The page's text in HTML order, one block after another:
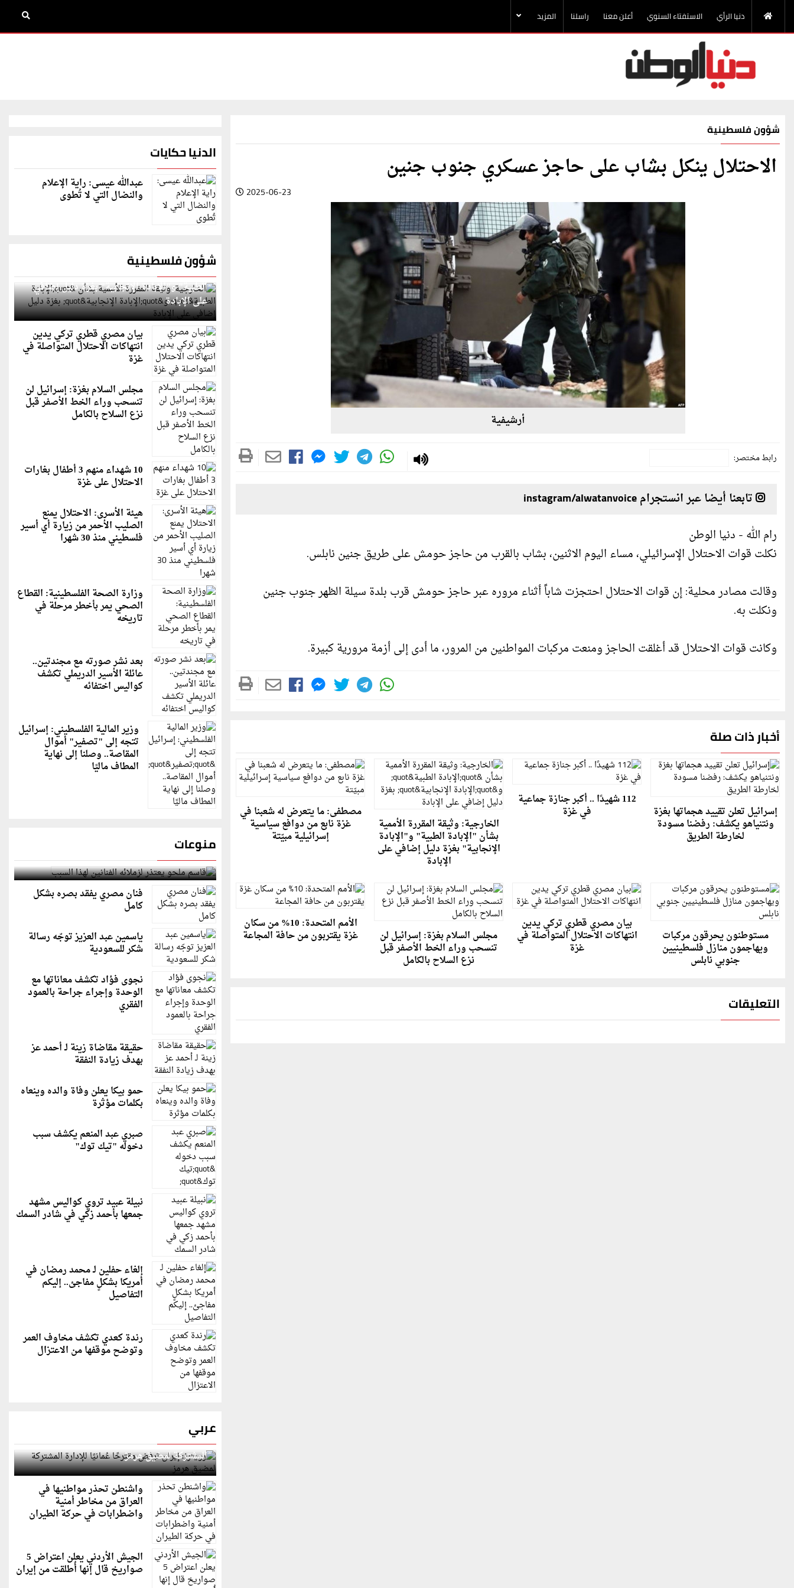
دنيا الرأي الاستفتاء السنوي أعلن معنا راسلنا المزيد
شؤون فلسطينية
الاحتلال ينكل بشاب على حاجز عسكري جنوب جنين
2025-06-23
أرشيفية
رابط مختصر:
تابعنا أيضا عبر انستجرام instagram/alwatanvoice
رام الله - دنيا الوطن
نكلت قوات الاحتلال الإسرائيلي، مساء اليوم الاثنين، بشاب بالقرب من حاجز حومش على طريق جنين نابلس.
وقالت مصادر محلية: إن قوات الاحتلال احتجزت شاباً أثناء مروره عبر حاجز حومش قرب بلدة سيلة الظهر جنوب جنين
ونكلت به.
وكانت قوات الاحتلال قد أغلقت الحاجز ومنعت مركبات المواطنين من المرور، ما أدى إلى أزمة مرورية كبيرة.
أخبار ذات صلة
إسرائيل تعلن تقييد هجماتها بغزة
ونتنياهو يكشف: رفضنا مسودة
لخارطة الطريق
112 شهيدًا .. أكبر جنازة جماعية
في غزة
الخارجية: وثيقة المقررة الأممية
بشأن "الإبادة الطبية" و"الإبادة
الإنجابية" بغزة دليل إضافي على
الإبادة
مصطفى: ما يتعرض له شعبنا في
غزة نابع من دوافع سياسية
إسرائيلية مبيّتة
مستوطنون يحرقون مركبات
ويهاجمون منازل فلسطينيين
جنوبي نابلس
بيان مصري قطري تركي يدين
انتهاكات الاحتلال المتواصلة في
غزة
مجلس السلام بغزة: إسرائيل لن
تنسحب وراء الخط الأصفر قبل
نزع السلاح بالكامل
الأمم المتحدة: 10% من سكان
غزة يقتربون من حافة المجاعة
التعليقات
الدنيا حكايات
عبدالله عيسى: راية الإعلام
والنضال التي لا تُطوى
شؤون فلسطينية
الخارجية: وثيقة المقررة الأممية بشأن "الإبادة
الطبية" و"الإبادة الإنجابية" بغزة دليل إضافي
على الإبادة
بيان مصري قطري تركي يدين
انتهاكات الاحتلال المتواصلة في
غزة
مجلس السلام بغزة: إسرائيل لن
تنسحب وراء الخط الأصفر قبل
نزع السلاح بالكامل
10 شهداء منهم 3 أطفال بغارات
الاحتلال على غزة
هيئة الأسرى: الاحتلال يمنع
الصليب الأحمر من زيارة أي أسير
فلسطيني منذ 30 شهرا
وزارة الصحة الفلسطينية: القطاع
الصحي يمر بأخطر مرحلة في
تاريخه
بعد نشر صورته مع مجندتين..
عائلة الأسير الدريملي تكشف
كواليس اختفائه
وزير المالية الفلسطيني: إسرائيل
تتجه إلى "تصفير" أموال
المقاصة.. وصلنا إلى نهاية
المطاف ماليًا
منوعات
قاسم ملحو يعتذر لزملائه الفنانين لهذا السبب
فنان مصري يفقد بصره بشكل
كامل
ياسمين عبد العزيز توجّه رسالة
شكر للسعودية
نجوى فؤاد تكشف معاناتها مع
الوحدة وإجراء جراحة بالعمود
الفقري
حقيقة مقاضاة زينة لـ أحمد عز
بهدف زيادة النفقة
حمو بيكا يعلن وفاة والده وينعاه
بكلمات مؤثرة
صبري عبد المنعم يكشف سبب
دخوله "تيك توك"
نبيلة عبيد تروي كواليس مشهد
جمعها بأحمد زكي في شادر السمك
إلغاء حفلين لـ محمد رمضان في
أمريكا بشكلٍ مفاجئ.. إليكم
التفاصيل
رندة كعدي تكشف مخاوف العمر
وتوضح موقفها من الاعتزال
عربي
رويترز: إيران ترفض مقترحًا عُمانيًا للإدارة
المشتركة لمضيق هرمز
واشنطن تحذر مواطنيها في
العراق من مخاطر أمنية
واضطرابات في حركة الطيران
الجيش الأردني يعلن اعتراض 5
صواريخ قال إنها أُطلقت من إيران